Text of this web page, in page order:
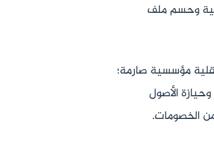
وحسم ملف
مؤسسية صارمة؛
الأصول
الخصومات.